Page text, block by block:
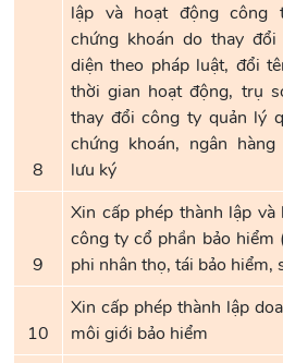
8
lập và hoạt động công
chứng khoán do thay đổi
diện theo pháp luật, đổi
thời gian hoạt động, trụ
thay đổi công ty quản lý
chứng khoán, ngân
lưu ký
9
Xin cấp phép thành lập và
công ty cổ phần bảo hiểm
phi nhân thọ, tái bảo hiểm,
10
Xin cấp phép thành lập
môi giới bảo hiểm